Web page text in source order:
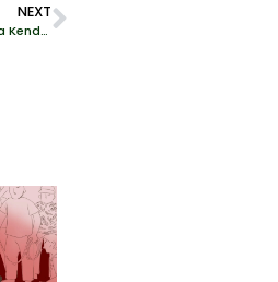
NEXT
[SIARAN PERS] EUDR Ditunda, Indonesia Hadapi Risiko Deforestasi Tanpa Kendali